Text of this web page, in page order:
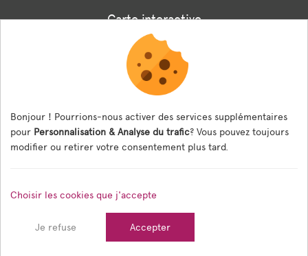
Carte interactive
Associations
Formulaire panneaux digitaux
Les menus de la cantine
Documents règlementaires
Bonjour ! Pourrions-nous activer des services supplémentaires
pour Personnalisation & Analyse du trafic? Vous pouvez toujours
modifier ou retirer votre consentement plus tard.
Choisir les cookies que j'accepte
Je refuse Accepter